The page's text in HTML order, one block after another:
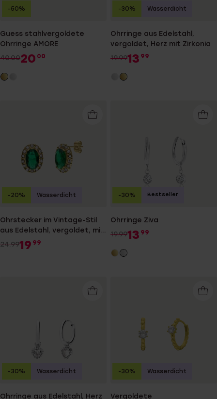
Guess stahlvergoldete
Ohrringe AMORE
40.0020 00
-50%
Ohrringe aus Edelstahl,
vergoldet, Herz mit Zirkonia
19.9913 99
-30% Wasserdicht
Ohrstecker im Vintage-Stil
aus Edelstahl, vergoldet, mit
grünem Zirkonia
24.9919 99
-20% Wasserdicht
Ohrringe Ziva
19.9913 99
-30% Bestseller
Ohrringe aus Edelstahl, Herz
-30% Wasserdicht
Vergoldete
-30% Wasserdicht